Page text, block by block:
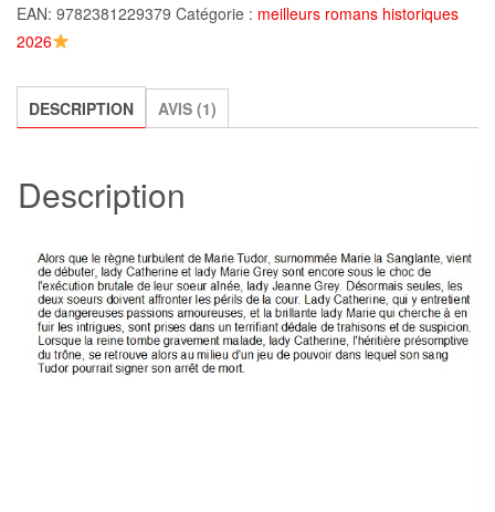
l'ombre
de
reine,
Elizabeth
EAN: 9782381229379 Catégorie : meilleurs romans historiques
2026
DESCRIPTION AVIS (1)
Description